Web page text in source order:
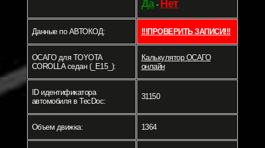
Да- Нет
Данные по АВТОКОД: !!!ПРОВЕРИТЬ ЗАПИСИ!!!
ОСАГО для TOYOTA
COROLLA седан (_E15_):
Калькулятор ОСАГО
онлайн
ID идентификатора
автомобиля в TecDoc:
31150
Объем движка: 1364